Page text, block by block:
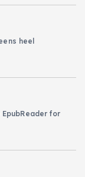
heel
for